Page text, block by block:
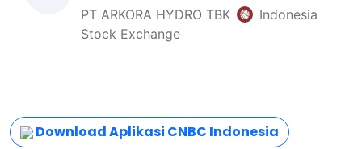
Download Aplikasi CNBC Indonesia